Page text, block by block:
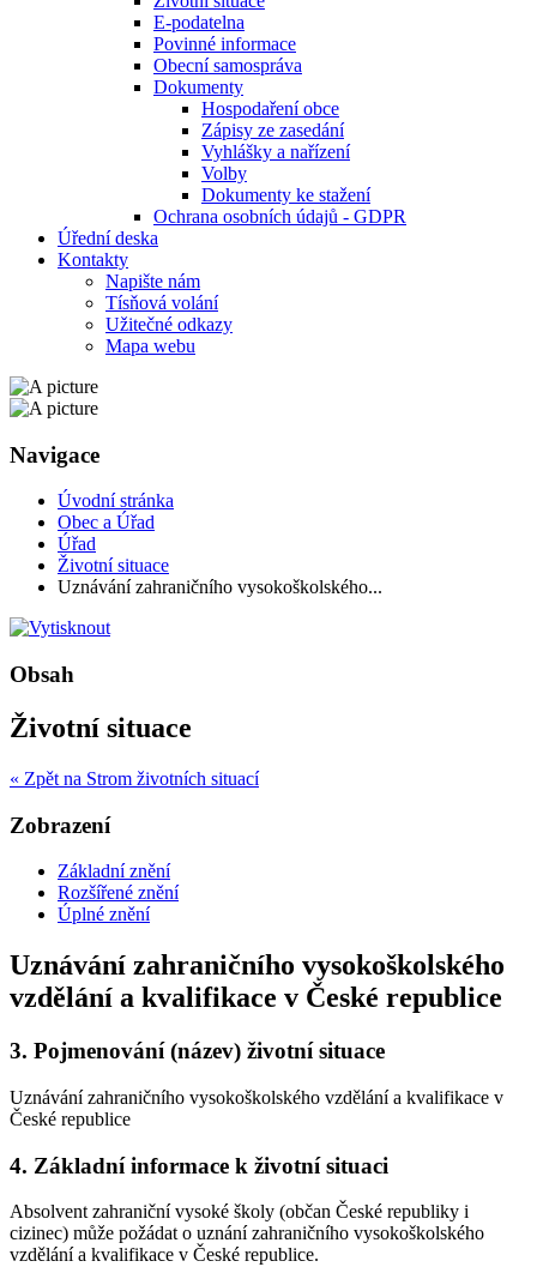
E-podatelna
Povinné informace
Obecní samospráva
Dokumenty
Hospodaření obce
Zápisy ze zasedání
Vyhlášky a nařízení
Volby
Dokumenty ke stažení
Ochrana osobních údajů - GDPR
Úřední deska
Kontakty
Napište nám
Tísňová volání
Užitečné odkazy
Mapa webu
Navigace
Úvodní stránka
Obec a Úřad
Úřad
Životní situace
Uznávání zahraničního vysokoškolského...
Obsah
Životní situace
« Zpět na Strom životních situací
Zobrazení
Základní znění
Rozšířené znění
Úplné znění
Uznávání zahraničního vysokoškolského
vzdělání a kvalifikace v České republice
3. Pojmenování (název) životní situace
Uznávání zahraničního vysokoškolského vzdělání a kvalifikace v
České republice
4. Základní informace k životní situaci
Absolvent zahraniční vysoké školy (občan České republiky i
cizinec) může požádat o uznání zahraničního vysokoškolského
vzdělání a kvalifikace v České republice.